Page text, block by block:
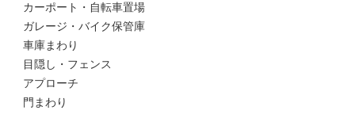
カーポート・自転車置場
ガレージ・バイク保管庫
車庫まわり
目隠し・フェンス
アプローチ
門まわり